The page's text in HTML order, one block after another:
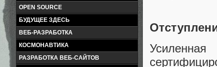
OPEN SOURCE
БУДУЩЕЕ ЗДЕСЬ
ВЕБ-РАЗРАБОТКА
КОСМОНАВТИКА
РАЗРАБОТКА ВЕБ-САЙТОВ